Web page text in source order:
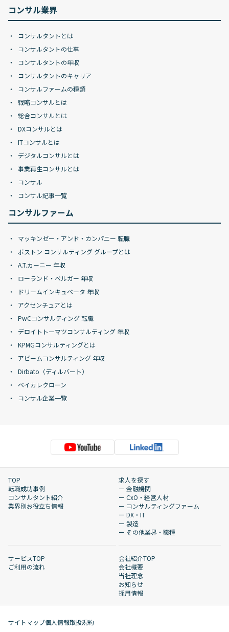
コンサル業界
コンサルタントとは
コンサルタントの仕事
コンサルタントの年収
コンサルタントのキャリア
コンサルファームの種類
戦略コンサルとは
総合コンサルとは
DXコンサルとは
ITコンサルとは
デジタルコンサルとは
事業再生コンサルとは
コンサル
コンサル記事一覧
コンサルファーム
マッキンゼー・アンド・カンパニー 転職
ボストン コンサルティング グループとは
A.T.カーニー 年収
ローランド・ベルガー 年収
ドリームインキュベータ 年収
アクセンチュアとは
PwCコンサルティング 転職
デロイトトーマツコンサルティング 年収
KPMGコンサルティングとは
アビームコンサルティング 年収
Dirbato（ディルバート）
ベイカレクローン
コンサル企業一覧
TOP
転職成功事例
コンサルタント紹介
業界別お役立ち情報
求人を探す
ー 金融機関
ー CxO・経営人材
ー コンサルティングファーム
ー DX・IT
ー 製造
ー その他業界・職種
サービスTOP
ご利用の流れ
会社紹介TOP
会社概要
当社理念
お知らせ
採用情報
サイトマップ個人情報取扱規約